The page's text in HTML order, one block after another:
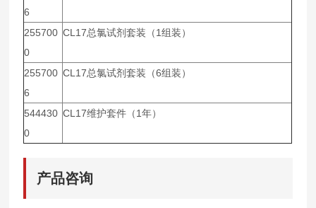
6
255700
0
CL17总氯试剂套装（1组装）
255700
6
CL17总氯试剂套装（6组装）
544430
0
CL17维护套件（1年）
产品咨询